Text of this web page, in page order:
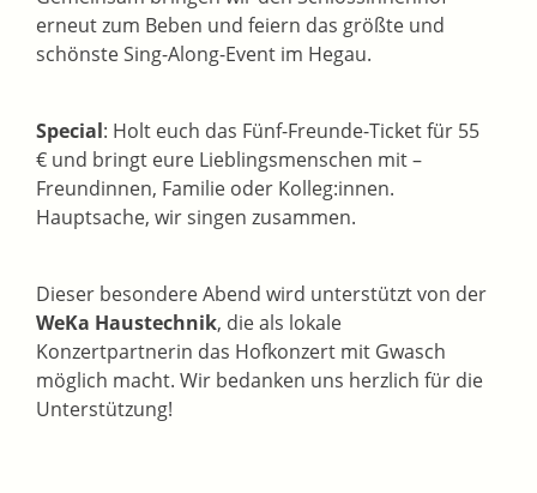
erneut zum Beben und feiern das größte und
schönste Sing-Along-Event im Hegau.
Special: Holt euch das Fünf-Freunde-Ticket für 55
€ und bringt eure Lieblingsmenschen mit –
Freundinnen, Familie oder Kolleg:innen.
Hauptsache, wir singen zusammen.
Dieser besondere Abend wird unterstützt von der
WeKa Haustechnik, die als lokale
Konzertpartnerin das Hofkonzert mit Gwasch
möglich macht. Wir bedanken uns herzlich für die
Unterstützung!